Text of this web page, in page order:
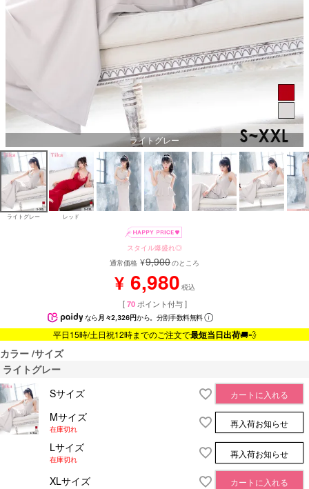
ライトグレー
ライトグレー レッド
スタイル爆盛れ◎
通常価格 ¥9,900のところ
¥ 6,980 税込
[ 70 ポイント付与 ]
なら月々2,326円から。分割手数料無料
平日15時/土日祝12時までのご注文で最短当日出荷🚚💨
カラー サイズ
ライトグレー
Sサイズ
カートに入れる
Mサイズ
在庫切れ
再入荷お知らせ
Lサイズ
在庫切れ
再入荷お知らせ
XLサイズ カートに入れる